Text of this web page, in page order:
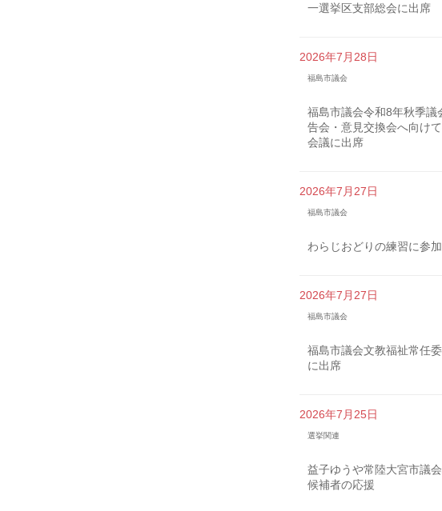
一選挙区支部総会に出席
2026年7月28日
福島市議会
福島市議会令和8年秋季議
告会・意見交換会へ向け
会議に出席
2026年7月27日
福島市議会
わらじおどりの練習に参加
2026年7月27日
福島市議会
福島市議会文教福祉常任
に出席
2026年7月25日
選挙関連
益子ゆうや常陸大宮市議
候補者の応援